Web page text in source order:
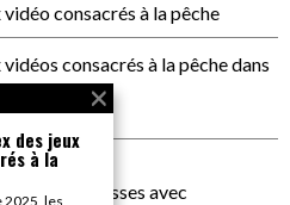
consacrés à la pêche
consacrés à la pêchedans
lutte des classes avec
des jeux
à la
2025, les